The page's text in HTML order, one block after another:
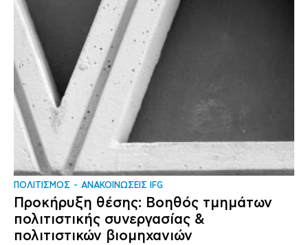
ΠΟΛΙΤΙΣΜΟΣ ΑΝΑΚΟΙΝΩΣΕΙΣ IFG
Προκήρυξη θέσης: Βοηθός τμημάτων
πολιτιστικής συνεργασίας &
πολιτιστικών βιομηχανιών